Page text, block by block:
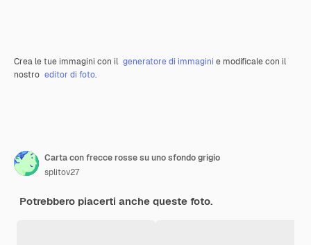
Crea le tue immagini con il generatore di immagini e modificale con il
nostro editor di foto.
Carta con frecce rosse su uno sfondo grigio
splitov27
Potrebbero piacerti anche queste foto.